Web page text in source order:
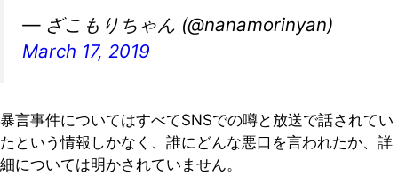
— ざこもりちゃん (@nanamorinyan)
March 17, 2019
暴言事件についてはすべてSNSでの噂と放送で話されてい
たという情報しかなく、誰にどんな悪口を言われたか、詳
細については明かされていません。